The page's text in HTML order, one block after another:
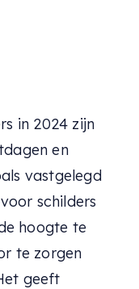
in 2024 zijn
en
vastgelegd
schilders
hoogte te
te zorgen
geeft